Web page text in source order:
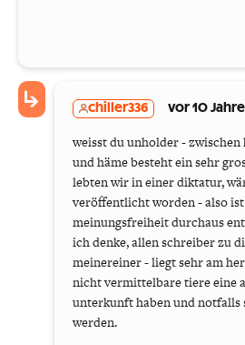
chiller336 vor 10
weisst du unholder -
und häme besteht ein sehr
lebten wir in einer diktatur,
veröffentlicht worden - also
meinungsfreiheit durchaus
ich denke, allen schreiber zu
meinereiner - liegt sehr am
nicht vermittelbare tiere eine
unterkunft haben und notfalls
werden.